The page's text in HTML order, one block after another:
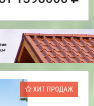
ХИТ ПРОДАЖ